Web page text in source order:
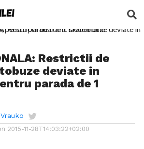
Restrictii de
deviate in
parada de 1
2015-11-28T14:03:22+02:00